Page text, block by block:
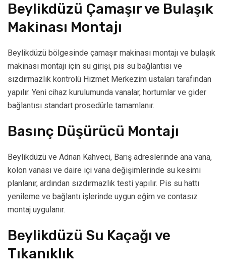
Beylikdüzü Çamaşır ve Bulaşık
Makinası Montajı
Beylikdüzü bölgesinde çamaşır makinası montajı ve bulaşık
makinası montajı için su girişi, pis su bağlantısı ve
sızdırmazlık kontrolü Hizmet Merkezim ustaları tarafından
yapılır. Yeni cihaz kurulumunda vanalar, hortumlar ve gider
bağlantısı standart prosedürle tamamlanır.
Basınç Düşürücü Montajı
Beylikdüzü ve Adnan Kahveci, Barış adreslerinde ana vana,
kolon vanası ve daire içi vana değişimlerinde su kesimi
planlanır, ardından sızdırmazlık testi yapılır. Pis su hattı
yenileme ve bağlantı işlerinde uygun eğim ve contasız
montaj uygulanır.
Beylikdüzü Su Kaçağı ve
Tıkanıklık